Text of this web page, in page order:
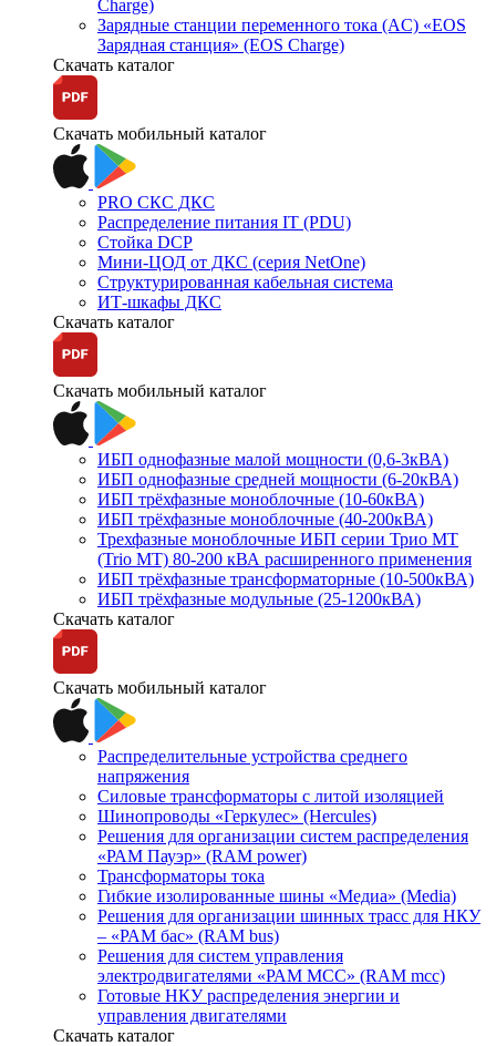
Charge)
Зарядные станции переменного тока (AC) «EOS
Зарядная станция» (EOS Charge)
Скачать каталог
Скачать мобильный каталог
PRO СКС ДКС
Распределение питания IT (PDU)
Стойка DCP
Мини-ЦОД от ДКС (серия NetOne)
Структурированная кабельная система
ИТ-шкафы ДКС
Скачать каталог
Скачать мобильный каталог
ИБП однофазные малой мощности (0,6-3кВА)
ИБП однофазные средней мощности (6-20кВА)
ИБП трёхфазные моноблочные (10-60кВА)
ИБП трёхфазные моноблочные (40-200кВА)
Трехфазные моноблочные ИБП серии Трио МТ
(Trio MT) 80-200 кВА расширенного применения
ИБП трёхфазные трансформаторные (10-500кВА)
ИБП трёхфазные модульные (25-1200кВА)
Скачать каталог
Скачать мобильный каталог
Распределительные устройства среднего
напряжения
Силовые трансформаторы с литой изоляцией
Шинопроводы «Геркулес» (Hercules)
Решения для организации систем распределения
«РАМ Пауэр» (RAM power)
Трансформаторы тока
Гибкие изолированные шины «Медиа» (Media)
Решения для организации шинных трасс для НКУ
– «РАМ бас» (RAM bus)
Решения для систем управления
электродвигателями «РАМ МСС» (RAM mcc)
Готовые НКУ распределения энергии и
управления двигателями
Скачать каталог